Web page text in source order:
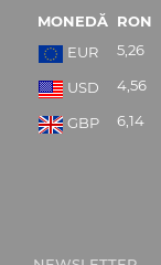
MONEDĂ RON
EUR
5,26
USD 4,56
GBP 6,14